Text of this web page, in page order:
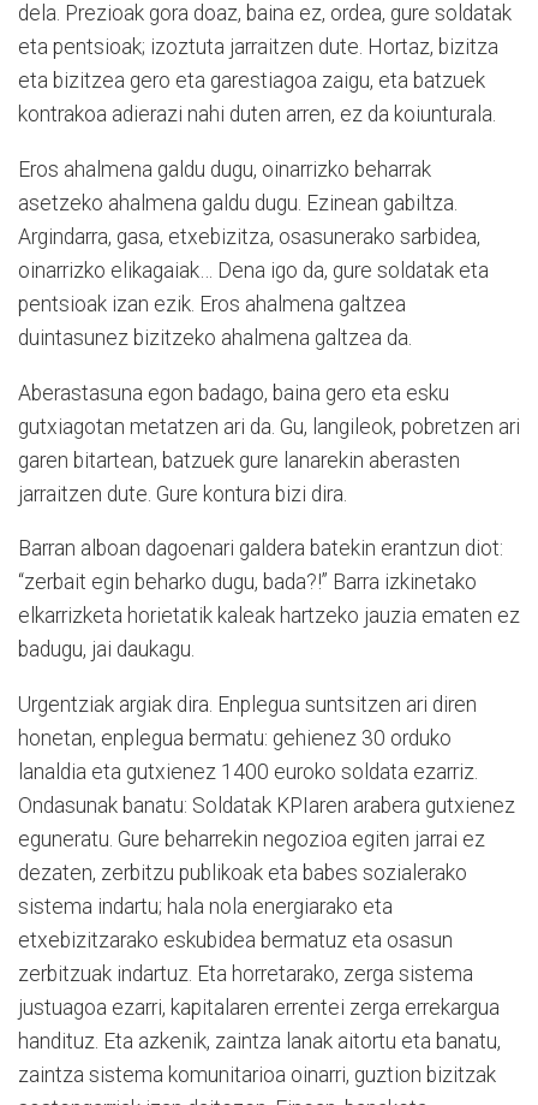
dela. Prezioak gora doaz, baina ez, ordea, gure soldatak
eta pentsioak; izoztuta jarraitzen dute. Hortaz, bizitza
eta bizitzea gero eta garestiagoa zaigu, eta batzuek
kontrakoa adierazi nahi duten arren, ez da koiunturala.
Eros ahalmena galdu dugu, oinarrizko beharrak
asetzeko ahalmena galdu dugu. Ezinean gabiltza.
Argindarra, gasa, etxebizitza, osasunerako sarbidea,
oinarrizko elikagaiak… Dena igo da, gure soldatak eta
pentsioak izan ezik. Eros ahalmena galtzea
duintasunez bizitzeko ahalmena galtzea da.
Aberastasuna egon badago, baina gero eta esku
gutxiagotan metatzen ari da. Gu, langileok, pobretzen ari
garen bitartean, batzuek gure lanarekin aberasten
jarraitzen dute. Gure kontura bizi dira.
Barran alboan dagoenari galdera batekin erantzun diot:
“zerbait egin beharko dugu, bada?!” Barra izkinetako
elkarrizketa horietatik kaleak hartzeko jauzia ematen ez
badugu, jai daukagu.
Urgentziak argiak dira. Enplegua suntsitzen ari diren
honetan, enplegua bermatu: gehienez 30 orduko
lanaldia eta gutxienez 1400 euroko soldata ezarriz.
Ondasunak banatu: Soldatak KPIaren arabera gutxienez
eguneratu. Gure beharrekin negozioa egiten jarrai ez
dezaten, zerbitzu publikoak eta babes sozialerako
sistema indartu; hala nola energiarako eta
etxebizitzarako eskubidea bermatuz eta osasun
zerbitzuak indartuz. Eta horretarako, zerga sistema
justuagoa ezarri, kapitalaren errentei zerga errekargua
handituz. Eta azkenik, zaintza lanak aitortu eta banatu,
zaintza sistema komunitarioa oinarri, guztion bizitzak